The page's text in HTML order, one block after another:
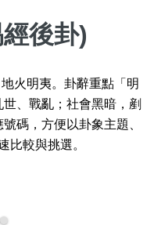
八 九 十一
後卦)
火明夷。卦辭重點「明
、戰亂；社會黑暗，剷
碼，方便以卦象主題、
比較與挑選。